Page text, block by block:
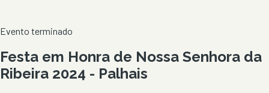
Evento terminado
Festa em Honra de Nossa Senhora da
Ribeira 2024 - Palhais